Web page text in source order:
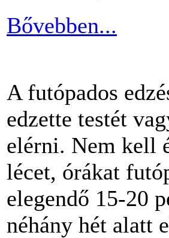
Bővebben...
A futópados
edzette testét
elérni. Nem kell
lécet, órákat
elegendő 15-20
néhány hét alatt